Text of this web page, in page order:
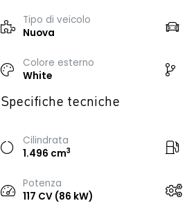
Tipo di veicolo
Nuova
Colore esterno
White
Specifiche tecniche
Cilindrata
1.496 cm3
Potenza
117 CV (86 kW)